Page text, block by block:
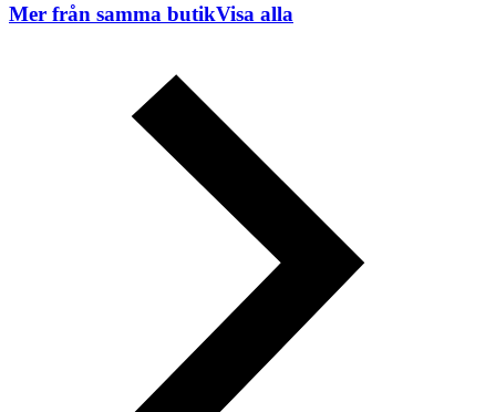
Mer från samma butikVisa alla